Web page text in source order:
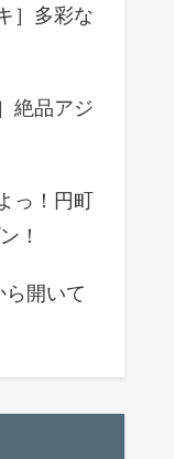
］多彩な
絶品アジ
っ！円町
！
開いて